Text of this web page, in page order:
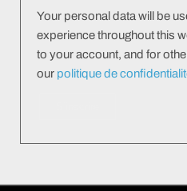
Your personal data will be
experience throughout this
to your account, and for
our politique de